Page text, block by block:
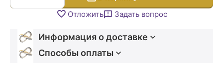
Отложить Задать вопрос
Информация о доставке
Способы оплаты